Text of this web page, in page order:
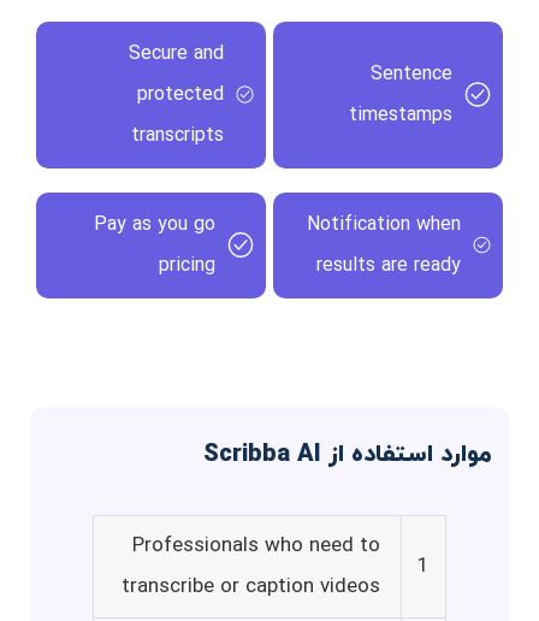
Sentence
timestamps
Secure and
protected
transcripts
Notification when
results are ready
Pay as you go
pricing
موارد استفاده از Scribba AI
1
Professionals who need to
transcribe or caption videos